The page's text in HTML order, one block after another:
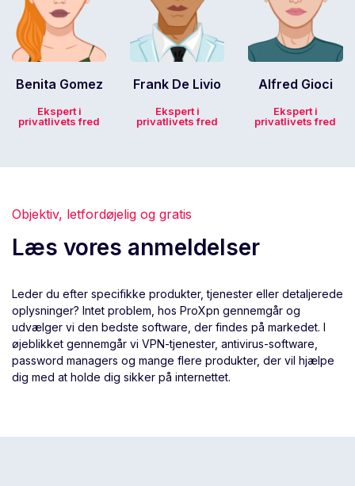
Benita Gomez
Ekspert i
privatlivets fred
Frank De Livio
Ekspert i
privatlivets fred
Alfred Gioci
Ekspert i
privatlivets fred
Objektiv, letfordøjelig og gratis
Læs vores anmeldelser
Leder du efter specifikke produkter, tjenester eller detaljerede
oplysninger? Intet problem, hos ProXpn gennemgår og
udvælger vi den bedste software, der findes på markedet. I
øjeblikket gennemgår vi VPN-tjenester, antivirus-software,
password managers og mange flere produkter, der vil hjælpe
dig med at holde dig sikker på internettet.